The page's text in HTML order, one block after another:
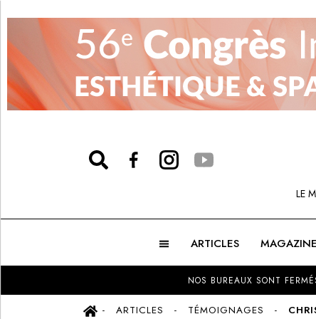
LE
ARTICLES
NOS BUREAUX SONT
ARTICLES TÉMOIGNAGES